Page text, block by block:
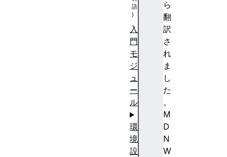
ら
翻
訳
さ
れ
ま
し
た
。
M
D
N
W
入
門
モ
ジ
ュ
ー
ル
環
境
設